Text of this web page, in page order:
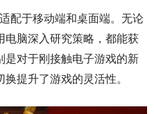
配于移动端和桌面端。无论
电脑深入研究策略，都能获
是对于刚接触电子游戏的新
提升了游戏的灵活性。